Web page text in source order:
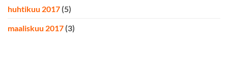
huhtikuu 2017 (5)
maaliskuu 2017 (3)